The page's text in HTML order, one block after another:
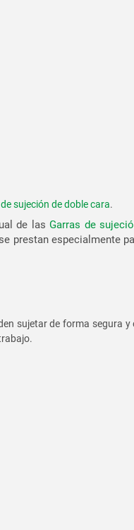
sujeción de doble cara.
de lasGarras de
prestan especialmente
sujetar de forma segura